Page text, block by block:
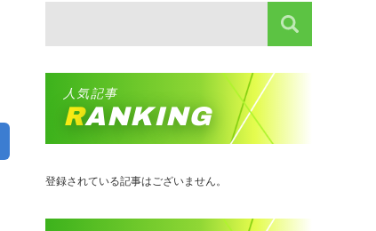
人気記事
RANKING
登録されている記事はございません。